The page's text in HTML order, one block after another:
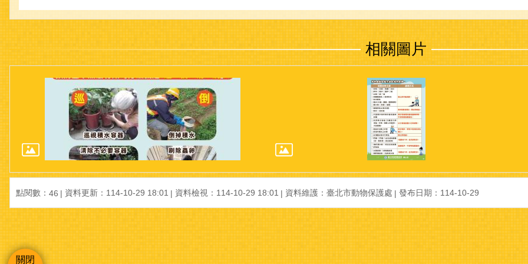
相關圖片
點閱數： 46 資料更新：114-10-29 18:01 資料檢視：114-10-29 18:01 資料維護：臺北市動物保護處 發布日期：114-10-29
關閉